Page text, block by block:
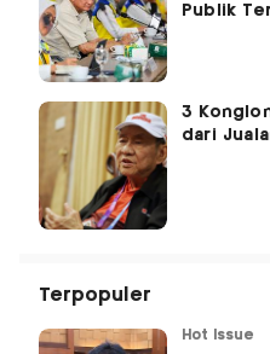
Publik
3
dari
Terpopuler
Hot Issue